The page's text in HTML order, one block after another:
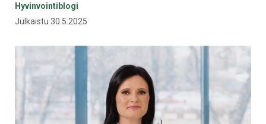
Hyvinvointiblogi
Julkaistu 30.5.2025